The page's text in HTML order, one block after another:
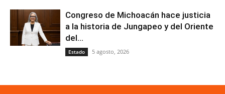
Congreso de Michoacán hace justicia
a la historia de Jungapeo y del Oriente
del...
Estado 5 agosto, 2026